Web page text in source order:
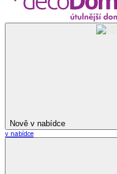
Nově v nabídce
v nabídce